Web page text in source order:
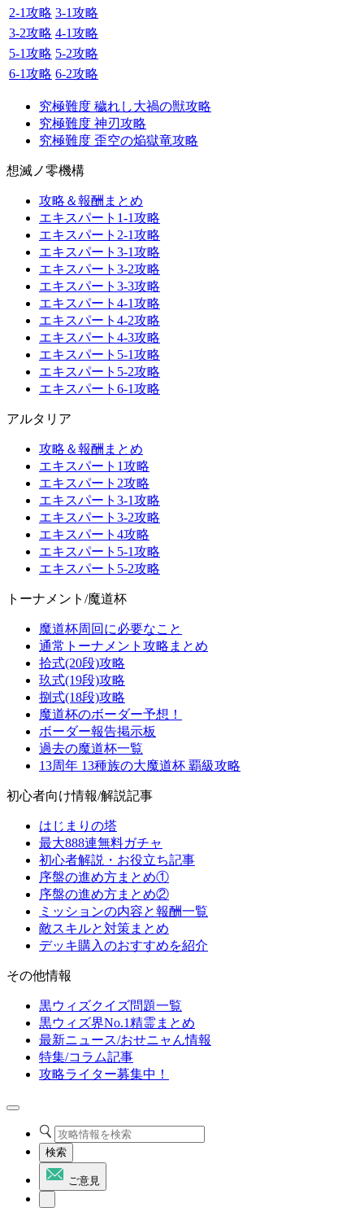
2-1攻略 3-1攻略
3-2攻略 4-1攻略
5-1攻略 5-2攻略
6-1攻略 6-2攻略
究極難度 穢れし大禍の獣攻略
究極難度 神刃攻略
究極難度 歪空の焔獄竜攻略
想滅ノ零機構
攻略＆報酬まとめ
エキスパート1-1攻略
エキスパート2-1攻略
エキスパート3-1攻略
エキスパート3-2攻略
エキスパート3-3攻略
エキスパート4-1攻略
エキスパート4-2攻略
エキスパート4-3攻略
エキスパート5-1攻略
エキスパート5-2攻略
エキスパート6-1攻略
アルタリア
攻略＆報酬まとめ
エキスパート1攻略
エキスパート2攻略
エキスパート3-1攻略
エキスパート3-2攻略
エキスパート4攻略
エキスパート5-1攻略
エキスパート5-2攻略
トーナメント/魔道杯
魔道杯周回に必要なこと
通常トーナメント攻略まとめ
拾式(20段)攻略
玖式(19段)攻略
捌式(18段)攻略
魔道杯のボーダー予想！
ボーダー報告掲示板
過去の魔道杯一覧
13周年 13種族の大魔道杯 覇級攻略
初心者向け情報/解説記事
はじまりの塔
最大888連無料ガチャ
初心者解説・お役立ち記事
序盤の進め方まとめ①
序盤の進め方まとめ②
ミッションの内容と報酬一覧
敵スキルと対策まとめ
デッキ購入のおすすめを紹介
その他情報
黒ウィズクイズ問題一覧
黒ウィズ界No.1精霊まとめ
最新ニュース/おせニャん情報
特集/コラム記事
攻略ライター募集中！
検索
ご意見